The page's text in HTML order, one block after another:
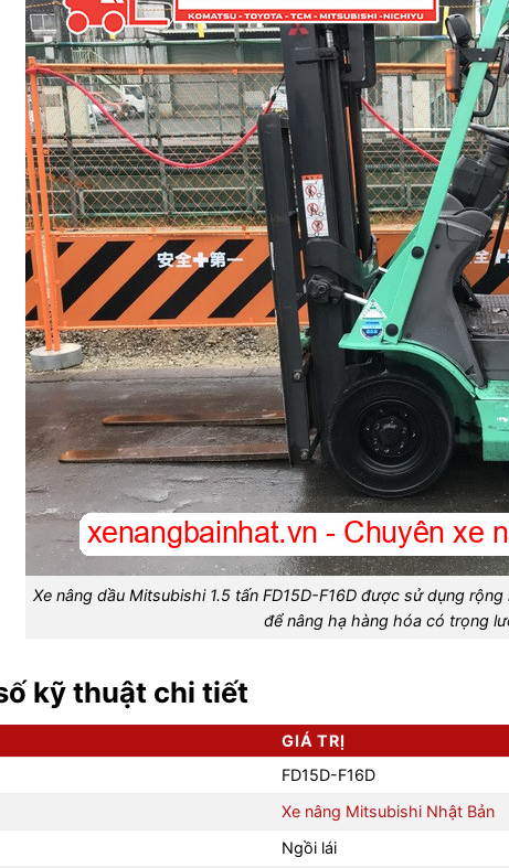
Xe nâng dầu Mitsubishi 1.5 tấn FD15D-F16D được sử dụng
để nâng hạ hàng hóa có trọng
kỹ thuật chi tiết
GIÁ TRỊ
FD15D-F16D
Xe nâng Mitsubishi Nhật Bản
Ngồi lái